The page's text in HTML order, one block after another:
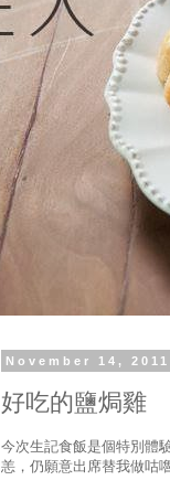
November 14, 2011
好吃的鹽焗雞
今次生記食飯是個特別體
恙，仍願意出席替我做咕